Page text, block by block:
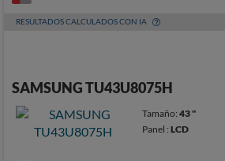
RESULTADOS CALCULADOS CON IA
SAMSUNG TU43U8075H
Tamaño:43 "
Panel :LCD